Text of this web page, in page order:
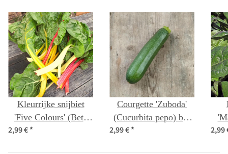
Kleurrijke snijbiet
'Five Colours' (Beta
vulgaris ssp.vulgaris)
2,99 €*
Courgette 'Zuboda'
(Cucurbita pepo) bio
2,99 €* 2,99